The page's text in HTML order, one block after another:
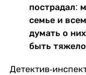
пострадал:
семье и
думать о
быть
Детектив-